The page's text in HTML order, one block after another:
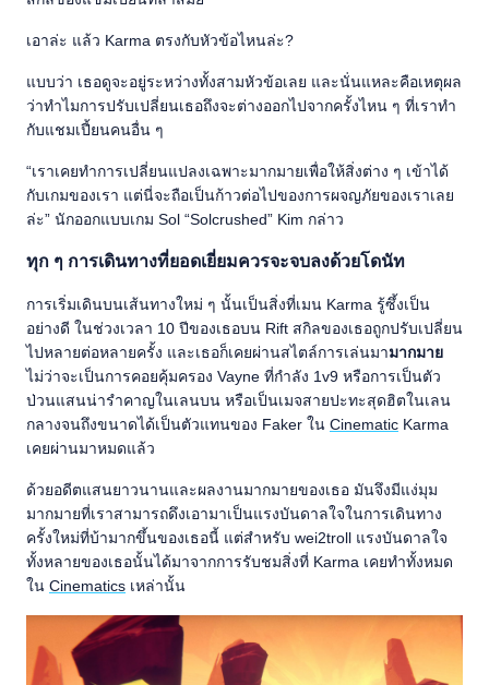
เอาล่ะ แล้ว Karma ตรงกับหัวข้อไหนล่ะ?
แบบว่า เธอดูจะอยู่ระหว่างทั้งสามหัวข้อเลย และนั่นแหละคือเหตุผล
ว่าทำไมการปรับเปลี่ยนเธอถึงจะต่างออกไปจากครั้งไหน ๆ ที่เราทำ
กับแชมเปี้ยนคนอื่น ๆ
“เราเคยทำการเปลี่ยนแปลงเฉพาะมากมายเพื่อให้สิ่งต่าง ๆ เข้าได้
กับเกมของเรา แต่นี่จะถือเป็นก้าวต่อไปของการผจญภัยของเราเลย
ล่ะ” นักออกแบบเกม Sol “Solcrushed” Kim กล่าว
ทุก ๆ การเดินทางที่ยอดเยี่ยมควรจะจบลงด้วยโดนัท
การเริ่มเดินบนเส้นทางใหม่ ๆ นั้นเป็นสิ่งที่เมน Karma รู้ซึ้งเป็น
อย่างดี ในช่วงเวลา 10 ปีของเธอบน Rift สกิลของเธอถูกปรับเปลี่ยน
ไปหลายต่อหลายครั้ง และเธอก็เคยผ่านสไตล์การเล่นมามากมาย
ไม่ว่าจะเป็นการคอยคุ้มครอง Vayne ที่กำลัง 1v9 หรือการเป็นตัว
ป่วนแสนน่ารำคาญในเลนบน หรือเป็นเมจสายปะทะสุดฮิตในเลน
กลางจนถึงขนาดได้เป็นตัวแทนของ Faker ใน Cinematic Karma
เคยผ่านมาหมดแล้ว
ด้วยอดีตแสนยาวนานและผลงานมากมายของเธอ มันจึงมีแง่มุม
มากมายที่เราสามารถดึงเอามาเป็นแรงบันดาลใจในการเดินทาง
ครั้งใหม่ที่บ้ามากขึ้นของเธอนี้ แต่สำหรับ wei2troll แรงบันดาลใจ
ทั้งหลายของเธอนั้นได้มาจากการรับชมสิ่งที่ Karma เคยทำทั้งหมด
ใน Cinematics เหล่านั้น